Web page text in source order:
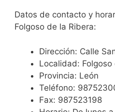
Datos de contacto y
Folgoso de la Ribera:
Dirección: Calle
Localidad: Folgoso
Provincia: León
Teléfono:
Fax: 987523198